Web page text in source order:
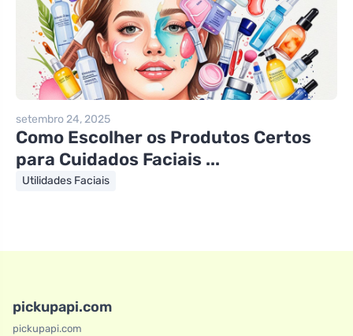
setembro 24, 2025
Como Escolher os Produtos Certos
para Cuidados Faciais ...
Utilidades Faciais
pickupapi.com
pickupapi.com